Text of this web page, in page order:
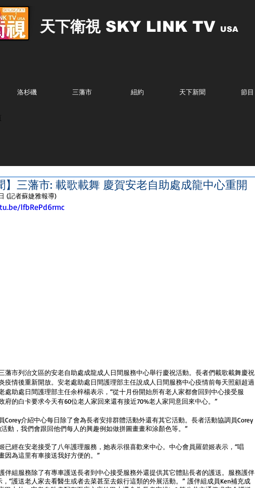
天下衛視SKY LINK TV USA
洛杉磯 三藩市 紐約 天下新聞 節目
】三藩市: 載歌載舞 慶賀安老自助處成龍中心重開
(記者蘇婕雅報導)
lfbRePd6rmc
藩市列治文區的安老自助處成龍成人日間服務中心舉行慶祝活動。長者們載歌載舞慶祝
疫情後重新開放。安老處助處日間護理部主任說成人日間服務中心疫情前每天照顧超過
處助處日間護理部主任余梓楊表示，“從十月份開始所有老人家都會回到中心接受服
府的白卡要求今天有60位老人家回來還有接近70%老人家同意回來中心。”
Corey介紹中心每日除了會為長者安排群體活動外還有其它活動。長者活動協調員Corey
活動，我們會跟回他們每人的興趣例如做拼圖畫畫和涂顏色等。”
已經在安老接受了八年護理服務，她表示很喜歡來中心。中心會員羅碧姬表示，“唱
因為這里有車接送我好方便的。”
伴組服務除了有專車護送長者到中心接受服務外還提供其它體貼長者的護送。服務護伴
，“護送老人家去看醫生或者去菜甚至去銀行這類的外展活動。” 護伴組成員Ken補充成